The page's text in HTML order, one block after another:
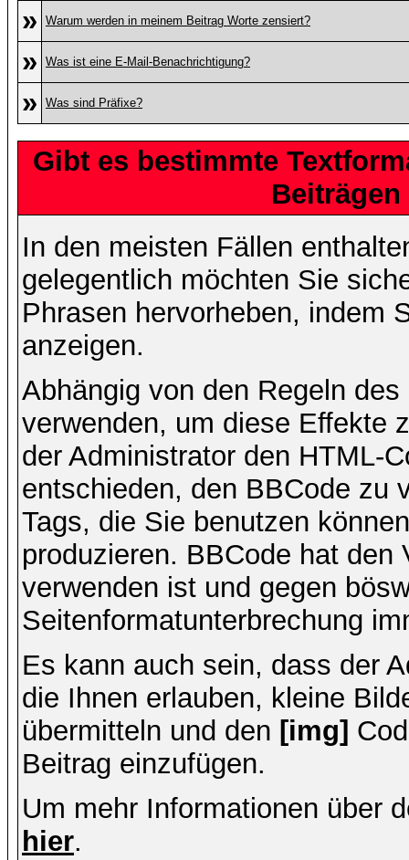
» Warum werden in meinem Beitrag Worte zensiert?
» Was ist eine E-Mail-Benachrichtigung?
» Was sind Präfixe?
Gibt es bestimmte
In den meisten Fällen
gelegentlich möchten Sie
Phrasen hervorheben, indem
anzeigen.
Abhängig von den Regeln
verwenden, um diese Effekte
der Administrator den HTML-
entschieden, den BBCode zu
Tags, die Sie benutzen
produzieren. BBCode hat
verwenden ist und gegen
Seitenformatunterbrechung
Es kann auch sein, dass der
die Ihnen erlauben, kleine
übermitteln und den [img]
Beitrag einzufügen.
Um mehr Informationen über
hier.